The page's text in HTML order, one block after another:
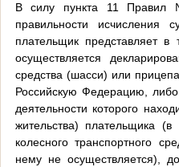
В силу пункта 11 Правил
правильности исчисления
плательщик представляет
осуществляется
средства (шасси) или
Российскую Федерацию,
деятельности которого
жительства) плательщика
колесного транспортного
нему не осуществляется),